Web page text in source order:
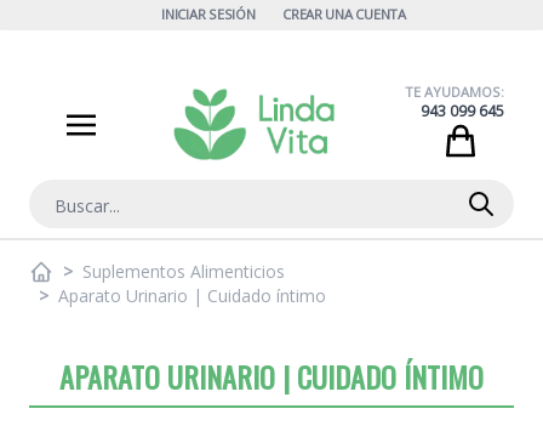
INICIAR SESIÓN CREAR UNA CUENTA
Buscar
TE AYUDAMOS:
943 099 645
> Suplementos Alimenticios
> Aparato Urinario | Cuidado íntimo
APARATO URINARIO | CUIDADO ÍNTIMO